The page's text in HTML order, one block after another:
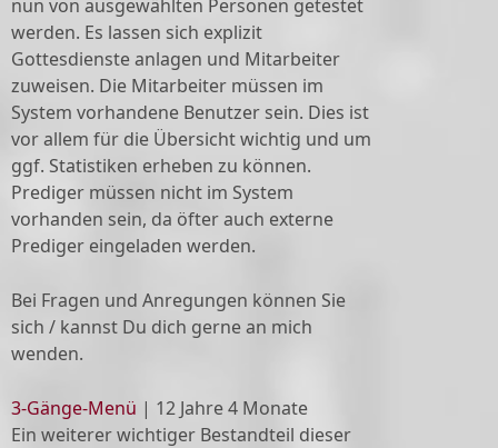
nun von ausgewählten Personen getestet
werden. Es lassen sich explizit
Gottesdienste anlagen und Mitarbeiter
zuweisen. Die Mitarbeiter müssen im
System vorhandene Benutzer sein. Dies ist
vor allem für die Übersicht wichtig und um
ggf. Statistiken erheben zu können.
Prediger müssen nicht im System
vorhanden sein, da öfter auch externe
Prediger eingeladen werden.
Bei Fragen und Anregungen können Sie
sich / kannst Du dich gerne an mich
wenden.
3-Gänge-Menü | 12 Jahre 4 Monate
Ein weiterer wichtiger Bestandteil dieser